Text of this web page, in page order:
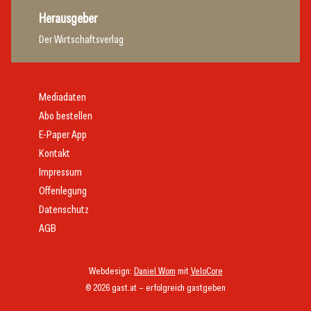
Herausgeber
Der Wirtschaftsverlag
© 2026 gast.at – erfolgreich gastgeben
Webdesign: Daniel Wom mitVeloCore
Mediadaten
Abo bestellen
E-Paper App
Kontakt
Impressum
Offenlegung
Datenschutz
AGB